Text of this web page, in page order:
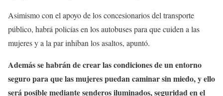
Asimismo con el apoyo de los concesionarios del transporte
público, habrá policías en los autobuses para que cuiden a las
mujeres y a la par inhiban los asaltos, apuntó.
Además se habrán de crear las condiciones de un entorno
seguro para que las mujeres puedan caminar sin miedo, y ello
será posible mediante senderos iluminados, seguridad en el